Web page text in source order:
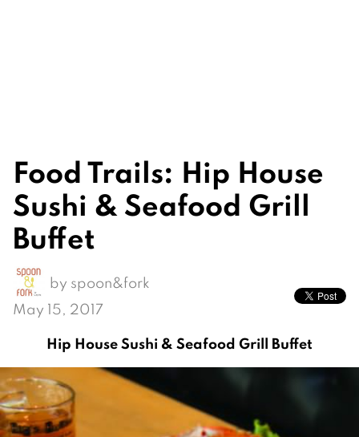
Food Trails: Hip House
Sushi & Seafood Grill
Buffet
by spoon&fork
May 15, 2017
Hip House Sushi & Seafood Grill Buffet